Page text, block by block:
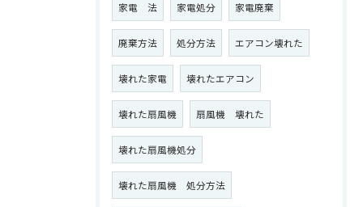
家電 法 家電処分 家電廃棄
廃棄方法 処分方法 エアコン壊れた
壊れた家電 壊れたエアコン
壊れた扇風機 扇風機 壊れた
壊れた扇風機処分
壊れた扇風機 処分方法